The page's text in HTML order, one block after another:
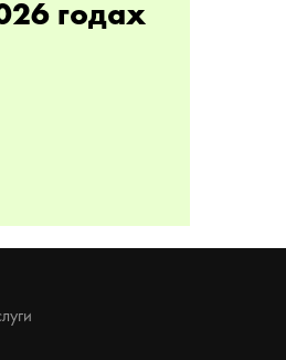
годах